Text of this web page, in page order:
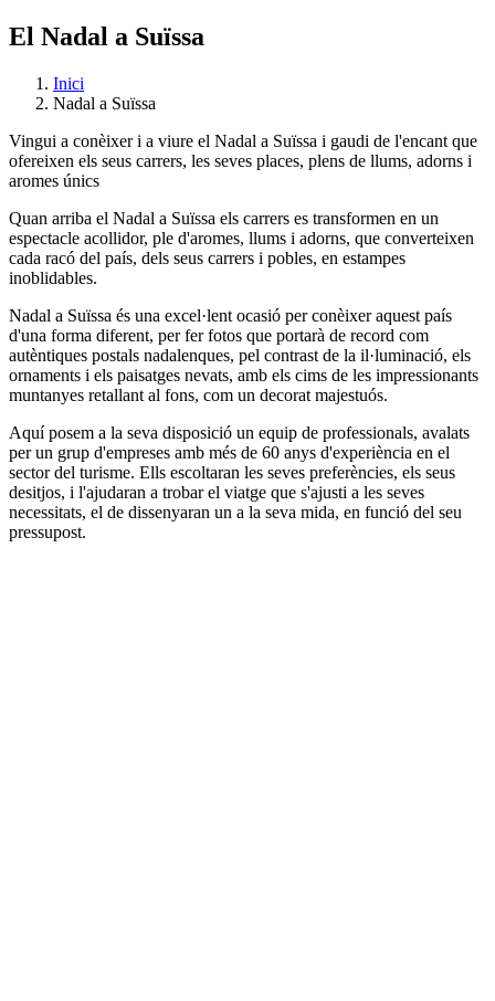
El Nadal a Suïssa
Inici
Nadal a Suïssa
Vingui a conèixer i a viure el Nadal a Suïssa i gaudi de l'encant que
ofereixen els seus carrers, les seves places, plens de llums, adorns i
aromes únics
Quan arriba el Nadal a Suïssa els carrers es transformen en un
espectacle acollidor, ple d'aromes, llums i adorns, que converteixen
cada racó del país, dels seus carrers i pobles, en estampes
inoblidables.
Nadal a Suïssa és una excel·lent ocasió per conèixer aquest país
d'una forma diferent, per fer fotos que portarà de record com
autèntiques postals nadalenques, pel contrast de la il·luminació, els
ornaments i els paisatges nevats, amb els cims de les impressionants
muntanyes retallant al fons, com un decorat majestuós.
Aquí posem a la seva disposició un equip de professionals, avalats
per un grup d'empreses amb més de 60 anys d'experiència en el
sector del turisme. Ells escoltaran les seves preferències, els seus
desitjos, i l'ajudaran a trobar el viatge que s'ajusti a les seves
necessitats, el de dissenyaran un a la seva mida, en funció del seu
pressupost.